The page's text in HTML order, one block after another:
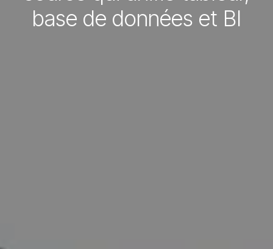
base de données et BI